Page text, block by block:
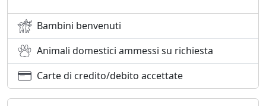
Bambini benvenuti
Animali domestici ammessi su richiesta
Carte di credito/debito accettate